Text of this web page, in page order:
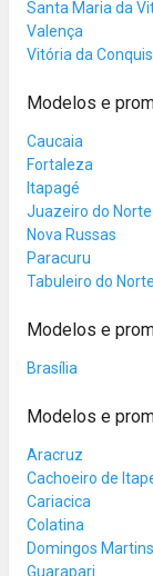
Santa Maria da
Valença
Vitória da
Modelos e
Caucaia
Fortaleza
Itapagé
Juazeiro do Norte
Nova Russas
Paracuru
Tabuleiro do Norte
Modelos e
Brasília
Modelos e
Aracruz
Cachoeiro de
Cariacica
Colatina
Domingos Martins
Guarapari